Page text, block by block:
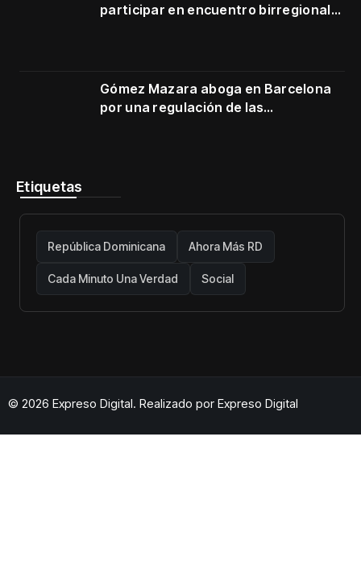
participar en encuentro birregional
Gómez Mazara aboga en Barcelona
por una regulación de las
Etiquetas
República Dominicana Ahora Más RD
Cada Minuto Una Verdad Social
© 2026 Expreso Digital. Realizado por Expreso Digital